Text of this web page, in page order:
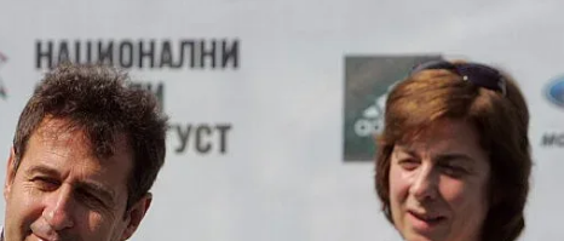
ТЕХНОЛОГИИ
ДА!НА
ДА! НА
КУЛТУРА